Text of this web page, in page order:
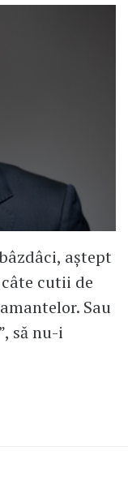
aștept
cutii de
Sau
să nu-i